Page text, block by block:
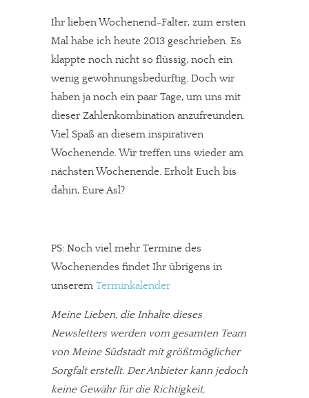
In eigener Sache
Ihr lieben Wochenend-Falter, zum ersten
Mal habe ich heute 2013 geschrieben. Es
klappte noch nicht so flüssig, noch ein
wenig gewöhnungsbedürftig. Doch wir
haben ja noch ein paar Tage, um uns mit
dieser Zahlenkombination anzufreunden.
Viel Spaß an diesem inspirativen
Wochenende. Wir treffen uns wieder am
nächsten Wochenende. Erholt Euch bis
dahin, Eure Asl?
PS: Noch viel mehr Termine des
Wochenendes findet Ihr übrigens in
unserem Terminkalender
Meine Lieben, die Inhalte dieses
Newsletters werden vom gesamten Team
von Meine Südstadt mit größtmöglicher
Sorgfalt erstellt. Der Anbieter kann jedoch
keine Gewähr für die Richtigkeit,